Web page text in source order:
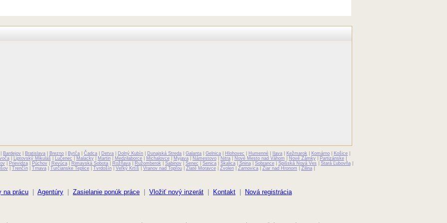
Bardejov Bratislava Brezno Bytča |Čadca Detva Dolný Kubín Dunajská Streda |Galanta |Gelnica Hlohovec Humenné Ilava Kežmarok Komárno Košice
| Liptovský Mikuláš Lučenec Malacky| Martin| Medzilaborce| Michalovce| Myjava| Námestovo| Nitra| Nové Mesto nad Váhom Nové Zámky| Partizánske|
| Prievidza| Púchov| Revúca| Rimavská Sobota| Rožňava| Ružomberok Sabinov| Senec Senica| Skalica| Snina| Sobrance| Spišská Nová Ves Stará Ľubovňa|
| Trenčín| Trnava| Turčianske Teplice| Tvrdošín| Veľký Krtíš Vranov nad Topľou| Zlaté Moravce| Zvolen| Žarnovica| Žiar nad Hronom Žilina|
na prácu Agentúry Zasielanie ponúk práce Vložiť nový inzerát Kontakt Nová registrácia